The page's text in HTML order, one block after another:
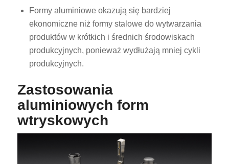
Formy aluminiowe okazują się bardziej
ekonomiczne niż formy stalowe do wytwarzania
produktów w krótkich i średnich środowiskach
produkcyjnych, ponieważ wydłużają mniej cykli
produkcyjnych.
Zastosowania
aluminiowych form
wtryskowych
CS
FI
EL
SV
HU
RO